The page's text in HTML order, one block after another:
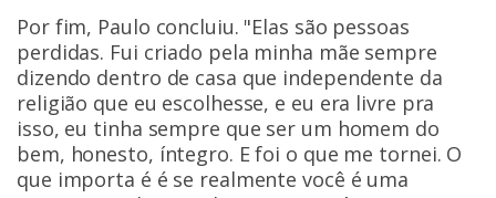
Por fim, Paulo concluiu. "Elas são pessoas
perdidas. Fui criado pela minha mãe sempre
dizendo dentro de casa que independente da
religião que eu escolhesse, e eu era livre pra
isso, eu tinha sempre que ser um homem do
bem, honesto, íntegro. E foi o que me tornei. O
que importa é é se realmente você é uma